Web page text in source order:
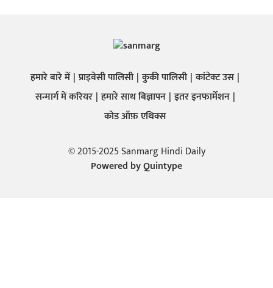
हमारे बारे में प्राइवेसी पालिसी कुकी पालिसी कांटेक्ट उस
सन्मार्ग में करियर हमारे साथ बिज्ञापन इतर इनफार्मेशन
कोड ऑफ़ एथिक्स
© 2015-2025 Sanmarg Hindi Daily
Powered byQuintype